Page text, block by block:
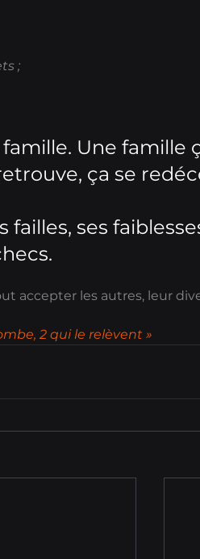
;
Une famille
ça se
failles, ses
accepter les autres, leur
2 qui le relèvent »